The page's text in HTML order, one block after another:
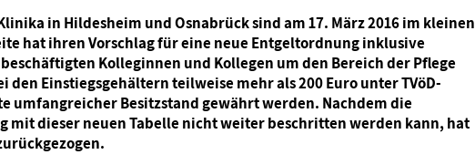
Kontakt
BAGSO
in Hildesheim und Osnabrück sind am 17. März 2016 im kleinen
hat ihren Vorschlag für eine neue Entgeltordnung inklusive
Kolleginnen und Kollegen um den Bereich der Pflege
Einstiegsgehältern teilweise mehr als 200 Euro unter TVöD-
umfangreicher Besitzstand gewährt werden. Nachdem die
mit dieser neuen Tabelle nicht weiter beschritten werden kann, hat